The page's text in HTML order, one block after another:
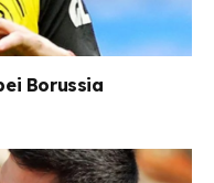
Borussia